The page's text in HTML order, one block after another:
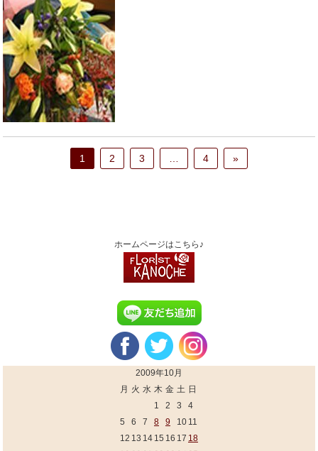
1 2 3 … 4 »
ホームページはこちら♪
2009年10月
月 火 水 木 金 土 日
1
2 3
4
5
6 7 8 9 10 11
12 13 14 15 16 17 18